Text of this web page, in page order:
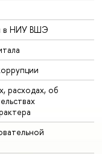
в НИУ ВШЭ
расходах, об